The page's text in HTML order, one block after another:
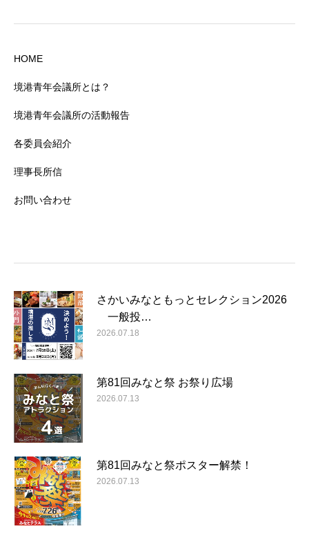
HOME
境港青年会議所とは？
境港青年会議所の活動報告
各委員会紹介
理事長所信
お問い合わせ
さかいみなともっとセレクション2026
一般投…
2026.07.18
第81回みなと祭 お祭り広場
2026.07.13
第81回みなと祭ポスター解禁！
2026.07.13